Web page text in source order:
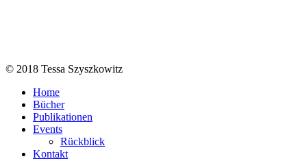
© 2018 Tessa Szyszkowitz
Home
Bücher
Publikationen
Events
Rückblick
Kontakt